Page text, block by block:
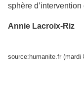
sphère
Annie Lacroix-Riz
source:humanite.fr (mardi